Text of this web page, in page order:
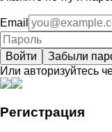
Email
Войти
Забыли
Или авторизуйтесь
Регистрация